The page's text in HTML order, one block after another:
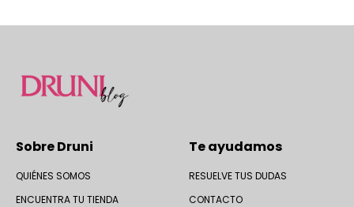
Sobre Druni
QUIÉNES SOMOS
ENCUENTRA TU TIENDA
Te ayudamos
RESUELVE TUS DUDAS
CONTACTO